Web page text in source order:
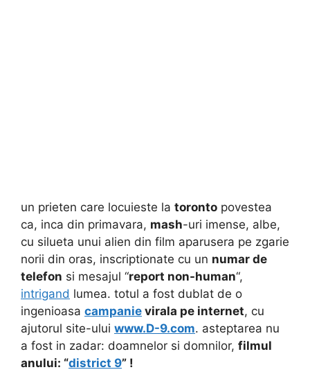
un prieten care locuieste la toronto povestea
ca, inca din primavara, mash-uri imense, albe,
cu silueta unui alien din film aparusera pe zgarie
norii din oras, inscriptionate cu un numar de
telefon si mesajul “report non-human“,
intrigand lumea. totul a fost dublat de o
ingenioasa campanie virala pe internet, cu
ajutorul site-ului www.D-9.com. asteptarea nu
a fost in zadar: doamnelor si domnilor, filmul
anului: “district 9” !